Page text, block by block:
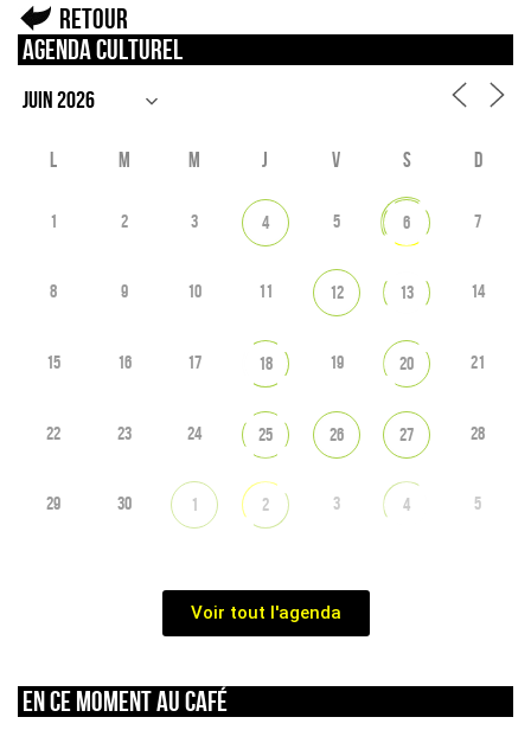
Retour
Agenda culturel
L M M J V S D
1 2 3 4 5 6 7
8 9 10 11 12 13 14
15 16 17 18 19 20 21
22 23 24 25 26 27 28
29 30 1 2 3 4 5
Voir tout l'agenda
En ce moment au café